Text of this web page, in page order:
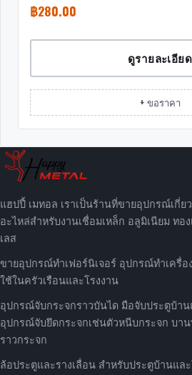
฿280.00
ดูรายละเอียด
+ ขอราคา
แฮปปี้ เมทอล เราเป็นร้านที่ขายอุปกรณ์เกี่ย
อะไหล่สำหรับงานเชื่อมเหล็ก อลูมิเนียม ทอ
เลส
ขายอุปกรณ์ทำเฟอร์นิเจอร์ อุปกรณ์ทำเครื่อ
ใช้ในครัวเรือนและโรงงาน
อุปกรณ์จับกระจกราวบันได มือจับประตูบ้าน
อุปกรณ์จับยึดกระจกเช่นตัวหนีบกระจก บาน
ราวกระจก
ล้อประตูและรางเลื่อน สำหรับประตูบ้านแล